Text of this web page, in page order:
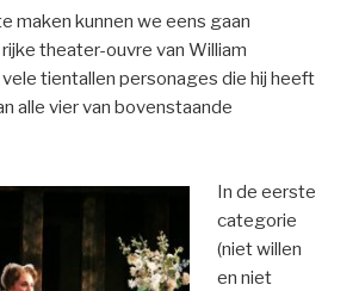
maken kunnen we eens gaan
theater-ouvre van William
tientallen personages die hij heeft
alle vier van bovenstaande
In de eerste
categorie
(niet willen
en niet